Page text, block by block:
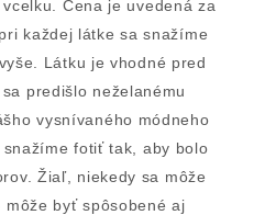
Cena je uvedená za
každej látke sa snažíme
Látku je vhodné pred
predišlo neželanému
vysnívaného módneho
fotiť tak, aby bolo
Žiaľ, niekedy sa môže
byť spôsobené aj